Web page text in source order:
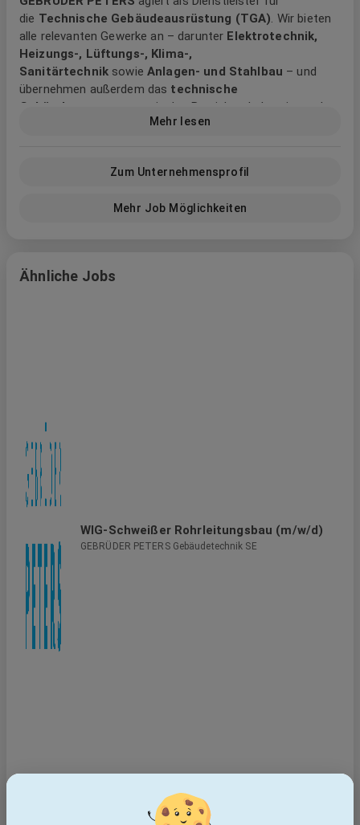
die Technische Gebäudeausrüstung (TGA). Wir bieten
alle relevanten Gewerke an – darunter Elektrotechnik,
Heizungs-, Lüftungs-, Klima-,
Sanitärtechniksowie Anlagen- und Stahlbau – und
übernehmen außerdem das technische
Gebäudemanagement
in den Bereichen Industrie- und
Gewerbebau, öffentlicher Bau und Wohnbau.
mittelständisches Unternehmen in Familienhand.
sind wir an sieben weiteren Standorten in Deutschland,
Mehr lesen
Zum Unternehmensprofil
Mehr Job Möglichkeiten
Ähnliche Jobs
WIG-Schweißer Rohrleitungsbau (m/w/d)
GEBRÜDER PETERS Gebäudetechnik SE